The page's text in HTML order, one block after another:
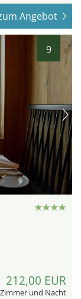
Angebot
9
212,00 EUR
und Nacht